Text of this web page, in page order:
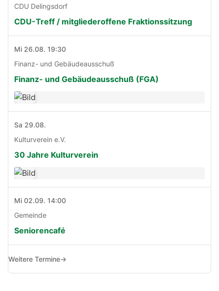
CDU Delingsdorf
CDU-Treff / mitgliederoffene Fraktionssitzung
Mi 26.08. 19:30
Finanz- und Gebäudeausschuß
Finanz- und Gebäudeausschuß (FGA)
Sa 29.08.
Kulturverein e.V.
30 Jahre Kulturverein
Mi 02.09. 14:00
Gemeinde
Seniorencafé
Weitere Termine→